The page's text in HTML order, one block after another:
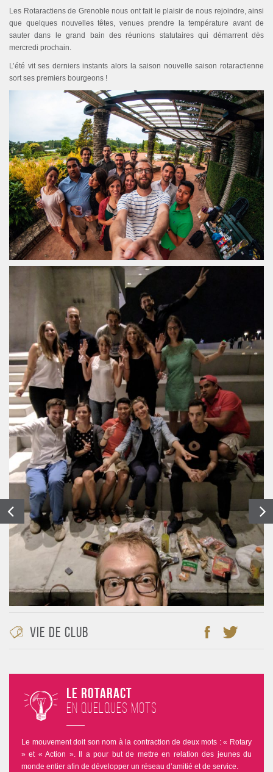
Les Rotaractiens de Grenoble nous ont fait le plaisir de nous rejoindre, ainsi
que quelques nouvelles têtes, venues prendre la température avant de
sauter dans le grand bain des réunions statutaires qui démarrent dès
mercredi prochain.
L’été vit ses derniers instants alors la saison nouvelle saison rotaractienne
sort ses premiers bourgeons !
Vie de club
Le Rotaract
en quelques mots
Le mouvement doit son nom à la contraction de deux mots : « Rotary
» et « Action ». Il a pour but de mettre en relation des jeunes du
monde entier afin de développer un réseau d’amitié et de service.